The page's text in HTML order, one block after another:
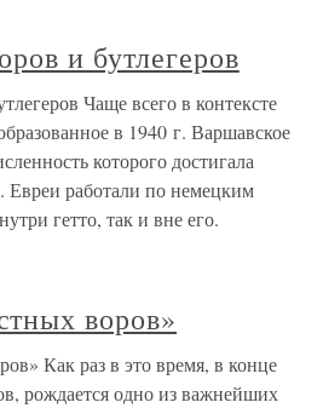
и бутлегеров
Чаще всего в контексте
в 1940 г. Варшавское
которого достигала
Евреи работали по немецким
гетто, так и вне его.
воров»
Как раз в это время, в конце
рождается одно из важнейших